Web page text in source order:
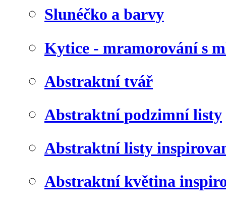
Slunéčko a barvy
Kytice - mramorování s
Abstraktní tvář
Abstraktní podzimní listy
Abstraktní listy
Abstraktní květina